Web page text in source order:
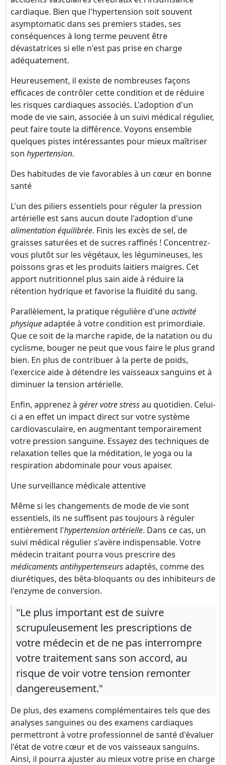
cardiaque. Bien que l'hypertension soit souvent
asymptomatic dans ses premiers stades, ses
conséquences à long terme peuvent être
dévastatrices si elle n'est pas prise en charge
adéquatement.
Heureusement, il existe de nombreuses façons
efficaces de contrôler cette condition et de réduire
les risques cardiaques associés. L'adoption d'un
mode de vie sain, associée à un suivi médical régulier,
peut faire toute la différence. Voyons ensemble
quelques pistes intéressantes pour mieux maîtriser
son hypertension.
Des habitudes de vie favorables à un cœur en bonne
santé
L'un des piliers essentiels pour réguler la pression
artérielle est sans aucun doute l'adoption d'une
alimentation équilibrée. Finis les excès de sel, de
graisses saturées et de sucres raffinés ! Concentrez-
vous plutôt sur les végétaux, les légumineuses, les
poissons gras et les produits laitiers maigres. Cet
apport nutritionnel plus sain aide à réduire la
rétention hydrique et favorise la fluidité du sang.
Parallèlement, la pratique régulière d'uneactivité
physiqueadaptée à votre condition est primordiale.
Que ce soit de la marche rapide, de la natation ou du
cyclisme, bouger ne peut que vous faire le plus grand
bien. En plus de contribuer à la perte de poids,
l'exercice aide à détendre les vaisseaux sanguins et à
diminuer la tension artérielle.
Enfin, apprenez à gérer votre stressau quotidien. Celui-
ci a en effet un impact direct sur votre système
cardiovasculaire, en augmentant temporairement
votre pression sanguine. Essayez des techniques de
relaxation telles que la méditation, le yoga ou la
respiration abdominale pour vous apaiser.
Une surveillance médicale attentive
Même si les changements de mode de vie sont
essentiels, ils ne suffisent pas toujours à réguler
entièrement l'hypertension artérielle. Dans ce cas, un
suivi médical régulier s'avère indispensable. Votre
médecin traitant pourra vous prescrire des
médicaments antihypertenseursadaptés, comme des
diurétiques, des bêta-bloquants ou des inhibiteurs de
l'enzyme de conversion.
"Le plus important est de suivre
scrupuleusement les prescriptions de
votre médecin et de ne pas interrompre
votre traitement sans son accord, au
risque de voir votre tension remonter
dangereusement."
De plus, des examens complémentaires tels que des
analyses sanguines ou des examens cardiaques
permettront à votre professionnel de santé d'évaluer
l'état de votre cœur et de vos vaisseaux sanguins.
Ainsi, il pourra ajuster au mieux votre prise en charge